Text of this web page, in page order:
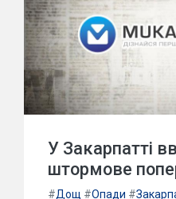
У Закарпатті
штормове
#Дощ #Опади #